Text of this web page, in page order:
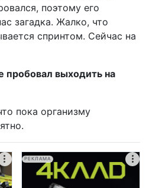
поэтому его
загадка. Жалко, что
спринтом. Сейчас на
пробовал выходить на
пока организму
РЕКЛАМА